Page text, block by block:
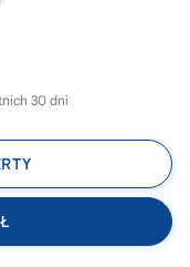
30 dni